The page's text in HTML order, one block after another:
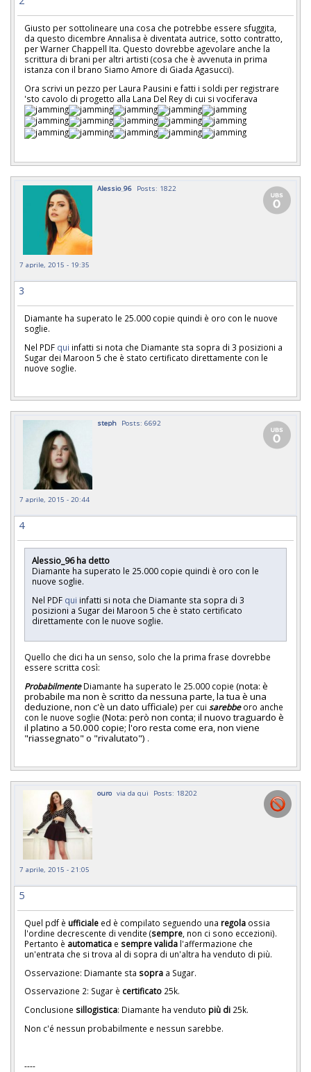
Giusto per sottolineare una cosa che potrebbe essere sfuggita,
da questo dicembre Annalisa è diventata autrice, sotto contratto,
per Warner Chappell Ita. Questo dovrebbe agevolare anche la
scrittura di brani per altri artisti (cosa che è avvenuta in prima
istanza con il brano Siamo Amore di Giada Agasucci).
Ora scrivi un pezzo per Laura Pausini e fatti i soldi per registrare
'sto cavolo di progetto alla Lana Del Rey di cui si vociferava
Alessio_96 Posts: 1822
7 aprile, 2015 - 19:35
3
Diamante ha superato le 25.000 copie quindi è oro con le nuove
soglie.
Nel PDF qui infatti si nota che Diamante sta sopra di 3 posizioni a
Sugar dei Maroon 5 che è stato certificato direttamente con le
nuove soglie.
steph Posts: 6692
7 aprile, 2015 - 20:44
4
Alessio_96 ha detto
Diamante ha superato le 25.000 copie quindi è oro con le
nuove soglie.
Nel PDF qui infatti si nota che Diamante sta sopra di 3
posizioni a Sugar dei Maroon 5 che è stato certificato
direttamente con le nuove soglie.
Quello che dici ha un senso, solo che la prima frase dovrebbe
essere scritta così:
ProbabilmenteDiamante ha superato le 25.000 copie (nota: è
probabile ma non è scritto da nessuna parte, la tua è una
deduzione, non c'è un dato ufficiale) per cui sarebbeoro anche
con le nuove soglie (Nota: però non conta; il nuovo traguardo è
il platino a 50.000 copie; l'oro resta come era, non viene
"riassegnato" o "rivalutato") .
ouro via da qui Posts: 18202
7 aprile, 2015 - 21:05
5
Quel pdf è ufficiale ed è compilato seguendo una regola ossia
l'ordine decrescente di vendite (sempre , non ci sono eccezioni).
Pertanto è automatica e sempre valida l'affermazione che
un'entrata che si trova al di sopra di un'altra ha venduto di più.
Osservazione: Diamante sta sopra a Sugar.
Osservazione 2: Sugar è certificato 25k.
Conclusione sillogistica: Diamante ha venduto più di 25k.
Non c'é nessun probabilmente e nessun sarebbe.
----